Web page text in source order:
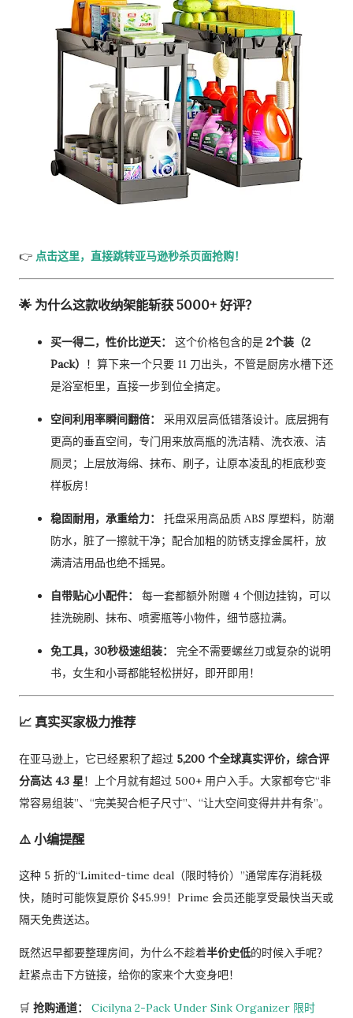
👉 点击这里，直接跳转亚马逊秒杀页面抢购！
🌟 为什么这款收纳架能斩获 5000+ 好评？
买一得二，性价比逆天： 这个价格包含的是 2个装（2
Pack）
！算下来一个只要 11 刀出头，不管是厨房水槽下还
是浴室柜里，直接一步到位全搞定。
空间利用率瞬间翻倍：
采用双层高低错落设计。底层拥有
更高的垂直空间，专门用来放高瓶的洗洁精、洗衣液、洁
厕灵；上层放海绵、抹布、刷子，让原本凌乱的柜底秒变
样板房！
稳固耐用，承重给力：
托盘采用高品质 ABS 厚塑料，防潮
防水，脏了一擦就干净；配合加粗的防锈支撑金属杆，放
满清洁用品也绝不摇晃。
自带贴心小配件：
每一套都额外附赠 4 个侧边挂钩，可以
挂洗碗刷、抹布、喷雾瓶等小物件，细节感拉满。
免工具，30秒极速组装：
完全不需要螺丝刀或复杂的说明
书，女生和小哥都能轻松拼好，即开即用！
📈 真实买家极力推荐
在亚马逊上，它已经累积了超过 5,200 个全球真实评价，综合评
分高达 4.3 星！上个月就有超过 500+ 用户入手。大家都夸它“非
常容易组装”、“完美契合柜子尺寸”、“让大空间变得井井有条”。
⚠️ 小编提醒
这种 5 折的“Limited-time deal（限时特价）”通常库存消耗极
快，随时可能恢复原价 $45.99！Prime 会员还能享受最快当天或
隔天免费送达。
既然迟早都要整理房间，为什么不趁着半价史低的时候入手呢？
赶紧点击下方链接，给你的家来个大变身吧！
🛒 抢购通道： Cicilyna 2-Pack Under Sink Organizer 限时